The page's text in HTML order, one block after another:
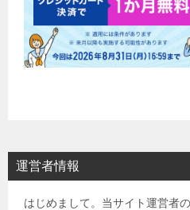
運営者情報
はじめまして。当サイト運営者